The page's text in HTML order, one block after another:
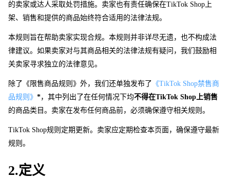
的卖家或达人采取处罚措施。卖家也有责任确保在TikTok Shop 上
架、销售和提供的商品始终符合适用的法律法规。
本规则旨在帮助卖家实现合规。本规则并非详尽无遗，也不构成法
律建议。如果卖家对与其商品相关的法律法规有疑问，我们鼓励相
关卖家寻求独立的法律意见。
除了《限售商品规则》外，我们还单独发布了 《TikTok Shop禁售商
品规则》 *，其中列出了在任何情况下均不得在TikTok Shop上销售
的商品类目。卖家在发布任何商品前，必须确保遵守相关规则。
TikTok Shop规则定期更新。卖家应定期检查本页面，确保遵守最新
规则。
2.定义